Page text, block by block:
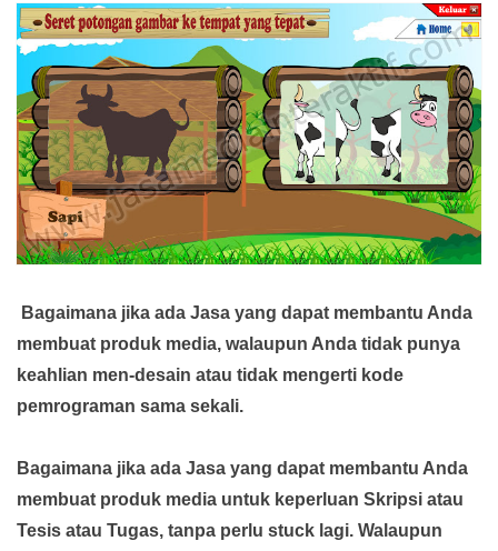
Bagaimana jika ada Jasa yang dapat membantu Anda
membuat produk media, walaupun Anda tidak punya
keahlian men-desain atau tidak mengerti kode
pemrograman sama sekali.
Bagaimana jika ada Jasa yang dapat membantu Anda
membuat produk media untuk keperluan Skripsi atau
Tesis atau Tugas, tanpa perlu stuck lagi. Walaupun